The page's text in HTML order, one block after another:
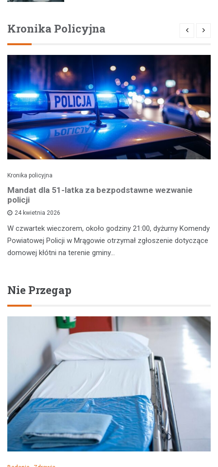
Kronika Policyjna
Kronika policyjna
Mandat dla 51-latka za bezpodstawne wezwanie
policji
24 kwietnia 2026
W czwartek wieczorem, około godziny 21:00, dyżurny Komendy
Powiatowej Policji w Mrągowie otrzymał zgłoszenie dotyczące
domowej kłótni na terenie gminy…
Nie Przegap